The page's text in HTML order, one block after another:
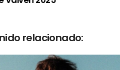
relacionado: